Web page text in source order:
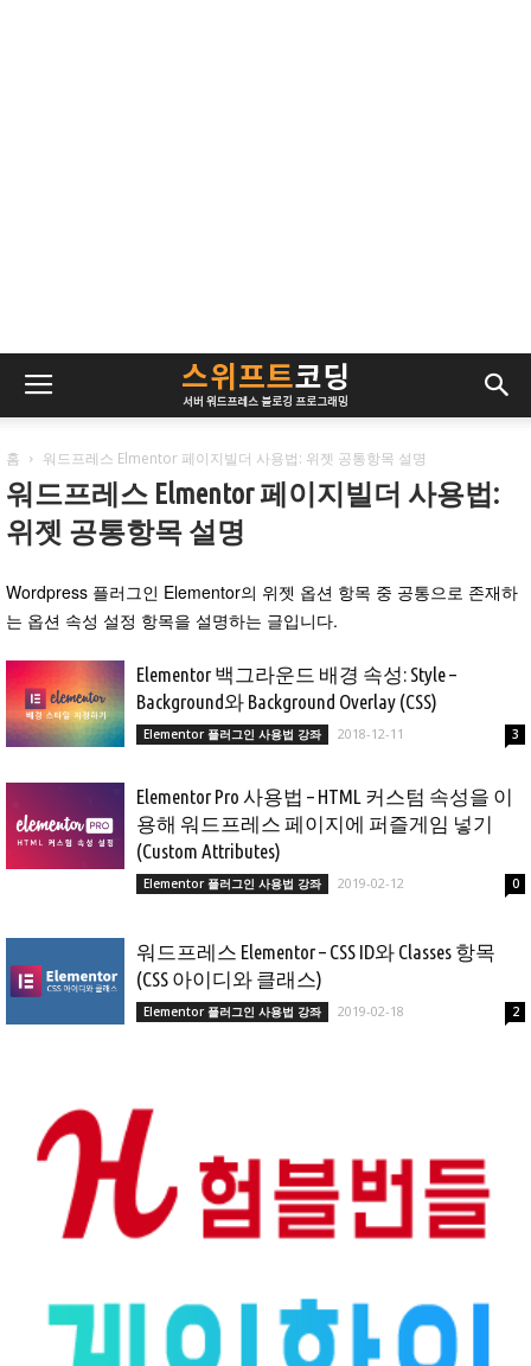
홈 워드프레스 Elmentor 페이지빌더 사용법: 위젯 공통항목 설명
워드프레스 Elmentor 페이지빌더 사용법:
위젯 공통항목 설명
Wordpress 플러그인 Elementor의 위젯 옵션 항목 중 공통으로 존재하
는 옵션 속성 설정 항목을 설명하는 글입니다.
Elementor 백그라운드 배경 속성: Style –
Background와 Background Overlay (CSS)
Elementor 플러그인 사용법 강좌 2018-12-11 3
Elementor Pro 사용법 – HTML 커스텀 속성을 이
용해 워드프레스 페이지에 퍼즐게임 넣기
(Custom Attributes)
Elementor 플러그인 사용법 강좌 2019-02-12 0
워드프레스 Elementor – CSS ID와 Classes 항목
(CSS 아이디와 클래스)
Elementor 플러그인 사용법 강좌 2019-02-18 2